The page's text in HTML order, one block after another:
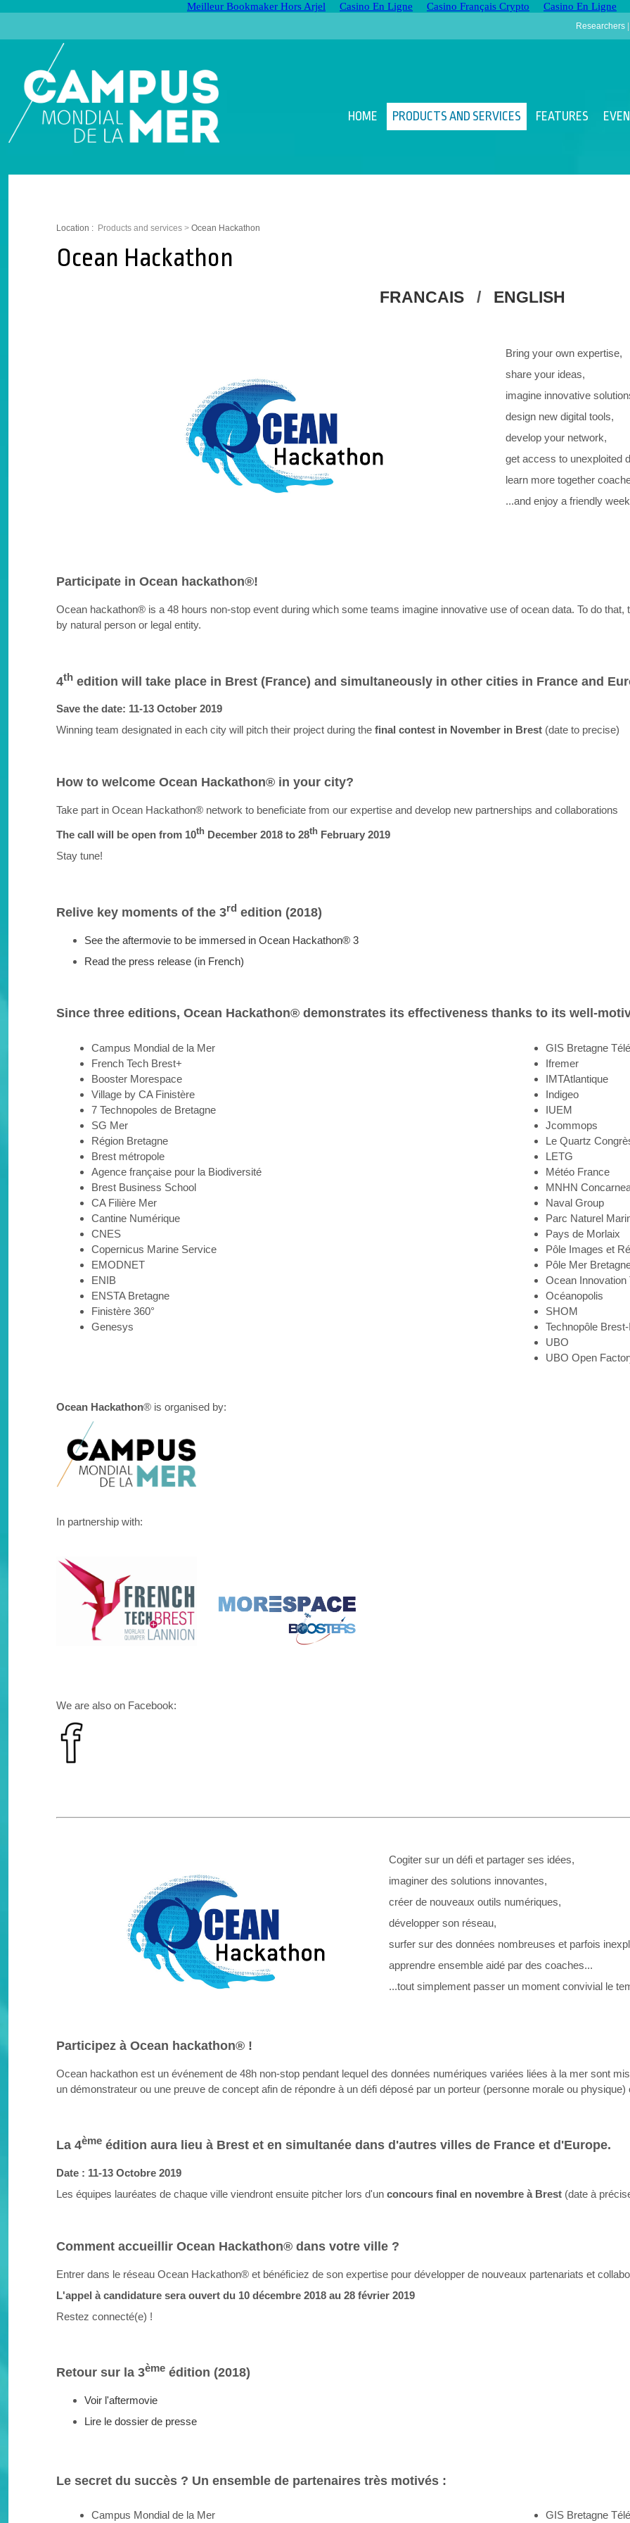
Meilleur Bookmaker Hors Arjel Casino En Ligne Casino Français Crypto Casino En Ligne
Researchers
HOME PRODUCTS AND SERVICES FEATURES
Location : Products and services >Ocean Hackathon
Ocean Hackathon
FRANCAIS / ENGLISH
Bring your own expertise,
share your ideas,
imagine innovative
design new digital tools,
develop your network,
get access to unexploited
learn more together
...and enjoy a friendly
Participate in Ocean hackathon®!
Ocean hackathon® is a 48 hours non-stop event during which some teams imagine innovative use of ocean data. To do
by natural person or legal entity.
4th edition will take place in Brest (France) and simultaneously in other cities in France and
Save the date: 11-13 October 2019
Winning team designated in each city will pitch their project during thefinal contest in November in Brest (date to precise)
How to welcome Ocean Hackathon® in your city?
Take part in Ocean Hackathon® network to beneficiate from our expertise and develop new partnerships and collaborations
The call will be open from 10th December 2018 to 28th February 2019
Stay tune!
Relive key moments of the 3rd edition (2018)
See the aftermovie to be immersed in Ocean Hackathon® 3
Read the press release (in French)
Since three editions, Ocean Hackathon®demonstrates its effectiveness thanks to its well-
Campus Mondial de la Mer
French Tech Brest+
Booster Morespace
Village by CA Finistère
7 Technopoles de Bretagne
SG Mer
Région Bretagne
Brest métropole
Agence française pour la Biodiversité
Brest Business School
CA Filière Mer
Cantine Numérique
CNES
Copernicus Marine Service
EMODNET
ENIB
ENSTA Bretagne
Finistère 360°
Genesys
GIS Bretagne
Ifremer
IMTAtlantique
Indigeo
IUEM
Jcommops
Le Quartz
LETG
Météo France
MNHN
Naval Group
Parc Naturel
Pays de Morlaix
Pôle Images et
Pôle Mer
Ocean Innovation
Océanopolis
SHOM
Technopôle
UBO
UBO Open
Ocean Hackathon® is organised by:
In partnership with:
We are also on Facebook:
Cogiter sur un défi et partager ses idées,
imaginer des solutions innovantes,
créer de nouveaux outils numériques,
développer son réseau,
surfer sur des données nombreuses et parfois
apprendre ensemble aidé par des coaches...
...tout simplement passer un moment convivial le
Participez à Ocean hackathon® !
Ocean hackathon est un événement de 48h non-stop pendant lequel des données numériques variées liées à la mer sont
un démonstrateur ou une preuve de concept afin de répondre à un défi déposé par un porteur (personne morale ou physique)
La 4ème édition aura lieu à Brest et en simultanée dans d'autres villes de France et d'Europe.
Date : 11-13 Octobre 2019
Les équipes lauréates de chaque ville viendront ensuite pitcher lors d'unconcours final en novembre à Brest (date à
Comment accueillir Ocean Hackathon® dans votre ville ?
Entrer dans le réseau Ocean Hackathon® et bénéficiez de son expertise pour développer de nouveaux partenariats et
L'appel à candidature sera ouvert du 10 décembre 2018 au 28 février 2019
Restez connecté(e) !
Retour sur la 3ème édition (2018)
Voir l'aftermovie
Lire le dossier de presse
Le secret du succès ? Un ensemble de partenaires très motivés :
Campus Mondial de la Mer GIS Bretagne